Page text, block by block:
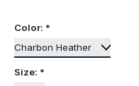
Color: *
Size: *